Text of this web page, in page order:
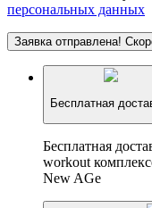
персональных данных
Заявка отправлена!
Бесплатная
Бесплатная
workout
New AGe